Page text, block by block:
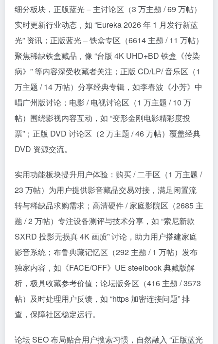
细分板块，正版蓝光 – 主讨论区（3 万主题 / 69 万帖）
实时更新行业动态，如 “Eureka 2026 年 1 月发行新蓝
光” 资讯；正版蓝光 – 铁盒专区（6614 主题 / 11 万帖）
聚焦稀缺铁盒藏品，像 “台版 4K UHD+BD 铁盒《传染
病》” 等内容深受收藏者关注；正版 CD/LP/ 音乐区（1
万主题 / 14 万帖）分享经典专辑，如李春波《小芳》中
唱广州版讨论；电影 / 电视讨论区（1 万主题 / 10 万
帖）围绕影视内容互动，如 “变形金刚电影精彩度投
票”；正版 DVD 讨论区（2 万主题 / 46 万帖）覆盖经典
DVD 资源交流。​
实用功能板块提升用户体验：购买 / 二手区（1 万主题 /
23 万帖）为用户提供影音藏品交易对接，满足闲置流
转与稀缺品求购需求；高清硬件 / 家庭影院区（2685 主
题 / 2 万帖）专注设备测评与技术分享，如 “索尼新款
SXRD 投影无损真 4K 画质” 讨论，助力用户搭建家庭
影音系统；布鲁典藏记忆区（292 主题 / 1 万帖）发布
独家内容，如《FACE/OFF》UE steelbook 典藏版解
析，极具收藏参考价值；论坛版务区（416 主题 / 3573
帖）及时处理用户反馈，如 “https 加密连接问题” 排
查，保障社区稳定运行。​
论坛 SEO 布局贴合用户搜索习惯，自然融入 “正版蓝光